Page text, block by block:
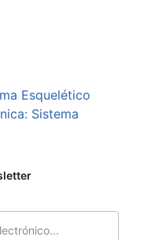
Esquelético
Sistema